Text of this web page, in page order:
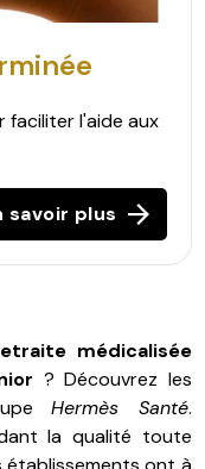
faciliter l'aide aux
savoir plus
médicalisée
? Découvrez les
Hermès Santé.
la qualité toute